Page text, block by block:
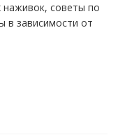
наживок, советы по
в зависимости от